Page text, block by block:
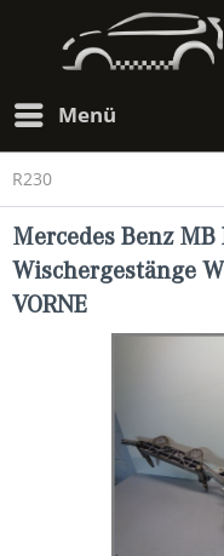
Menü
R230
Mercedes Benz MB
Wischergestänge
VORNE